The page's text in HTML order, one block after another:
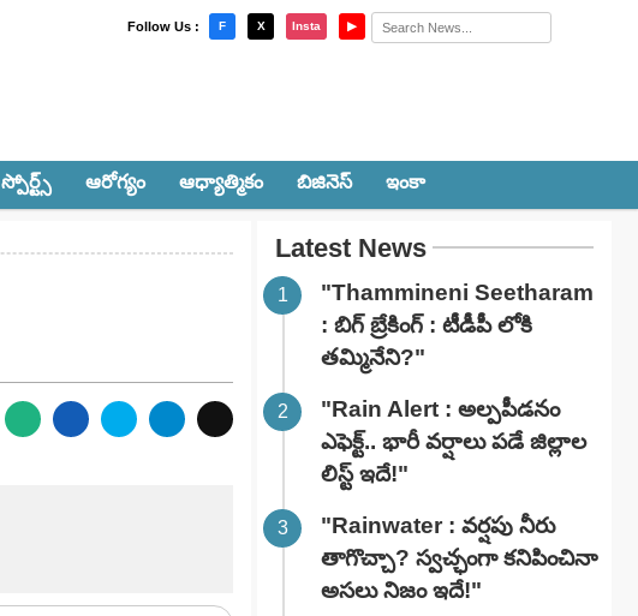
Follow Us : F X Insta ▶
స్పోర్ట్స్‌ ఆరోగ్యం ఆధ్యాత్మికం బిజినెస్ ఇంకా
Latest News
"Thammineni Seetharam
: బిగ్ బ్రేకింగ్ : టీడీపీ లోకి
తమ్మినేని?"
"Rain Alert : అల్పపీడనం
ఎఫెక్ట్.. భారీ వర్షాలు పడే జిల్లాల
లిస్ట్ ఇదే!"
"Rainwater : వర్షపు నీరు
తాగొచ్చా? స్వచ్ఛంగా కనిపించినా
అసలు నిజం ఇదే!"